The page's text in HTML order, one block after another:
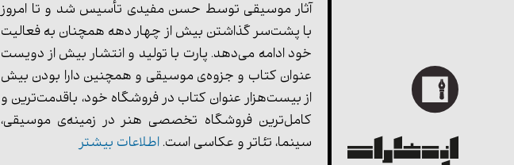
آثار موسیقی توسط حسن مفیدی تأسیس شد و تا امروز
با پشت‌سر گذاشتن بیش از چهار دهه همچنان به فعالیت
خود ادامه می‌دهد. پارت با تولید و انتشار بیش از دویست
عنوان کتاب و جزوه‌ی موسیقی و همچنین دارا بودن بیش
از بیست‌هزار عنوان کتاب در فروشگاه خود، باقدمت‌ترین و
کامل‌ترین فروشگاه تخصصی هنر در زمینه‌ی موسیقی،
سینما، تئاتر و عکاسی است. اطلاعات بیشتر